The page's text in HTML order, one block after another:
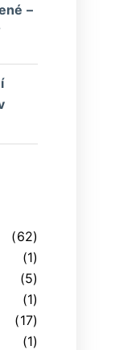
–
(62)
(1)
(5)
(1)
(17)
(1)